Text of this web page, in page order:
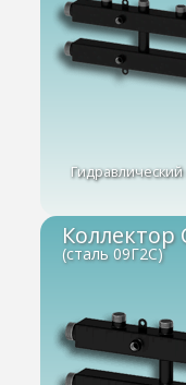
(сталь 09Г2С)